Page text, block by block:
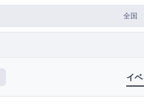
イ